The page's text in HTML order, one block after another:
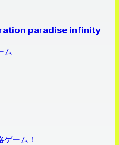
paradise infinity
ム
ーム！